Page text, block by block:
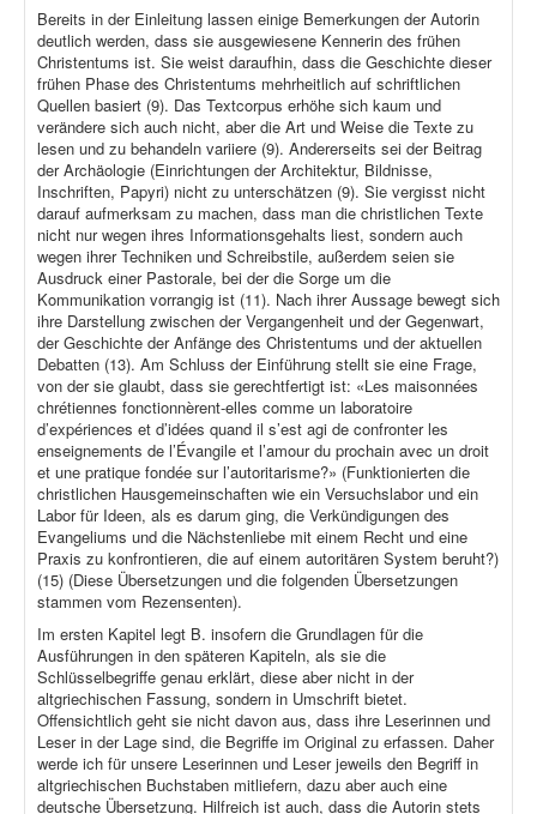
Bereits in der Einleitung lassen einige Bemerkungen der Autorin
deutlich werden, dass sie ausgewiesene Kennerin des frühen
Christentums ist. Sie weist daraufhin, dass die Geschichte dieser
frühen Phase des Christentums mehrheitlich auf schriftlichen
Quellen basiert (9). Das Textcorpus erhöhe sich kaum und
verändere sich auch nicht, aber die Art und Weise die Texte zu
lesen und zu behandeln variiere (9). Andererseits sei der Beitrag
der Archäologie (Einrichtungen der Architektur, Bildnisse,
Inschriften, Papyri) nicht zu unterschätzen (9). Sie vergisst nicht
darauf aufmerksam zu machen, dass man die christlichen Texte
nicht nur wegen ihres Informationsgehalts liest, sondern auch
wegen ihrer Techniken und Schreibstile, außerdem seien sie
Ausdruck einer Pastorale, bei der die Sorge um die
Kommunikation vorrangig ist (11). Nach ihrer Aussage bewegt sich
ihre Darstellung zwischen der Vergangenheit und der Gegenwart,
der Geschichte der Anfänge des Christentums und der aktuellen
Debatten (13). Am Schluss der Einführung stellt sie eine Frage,
von der sie glaubt, dass sie gerechtfertigt ist: «Les maisonnées
chrétiennes fonctionnèrent-elles comme un laboratoire
d’expériences et d’idées quand il s’est agi de confronter les
enseignements de l’Évangile et l’amour du prochain avec un droit
et une pratique fondée sur l’autoritarisme?» (Funktionierten die
christlichen Hausgemeinschaften wie ein Versuchslabor und ein
Labor für Ideen, als es darum ging, die Verkündigungen des
Evangeliums und die Nächstenliebe mit einem Recht und eine
Praxis zu konfrontieren, die auf einem autoritären System beruht?)
(15) (Diese Übersetzungen und die folgenden Übersetzungen
stammen vom Rezensenten).
Im ersten Kapitel legt B. insofern die Grundlagen für die
Ausführungen in den späteren Kapiteln, als sie die
Schlüsselbegriffe genau erklärt, diese aber nicht in der
altgriechischen Fassung, sondern in Umschrift bietet.
Offensichtlich geht sie nicht davon aus, dass ihre Leserinnen und
Leser in der Lage sind, die Begriffe im Original zu erfassen. Daher
werde ich für unsere Leserinnen und Leser jeweils den Begriff in
altgriechischen Buchstaben mitliefern, dazu aber auch eine
deutsche Übersetzung. Hilfreich ist auch, dass die Autorin stets